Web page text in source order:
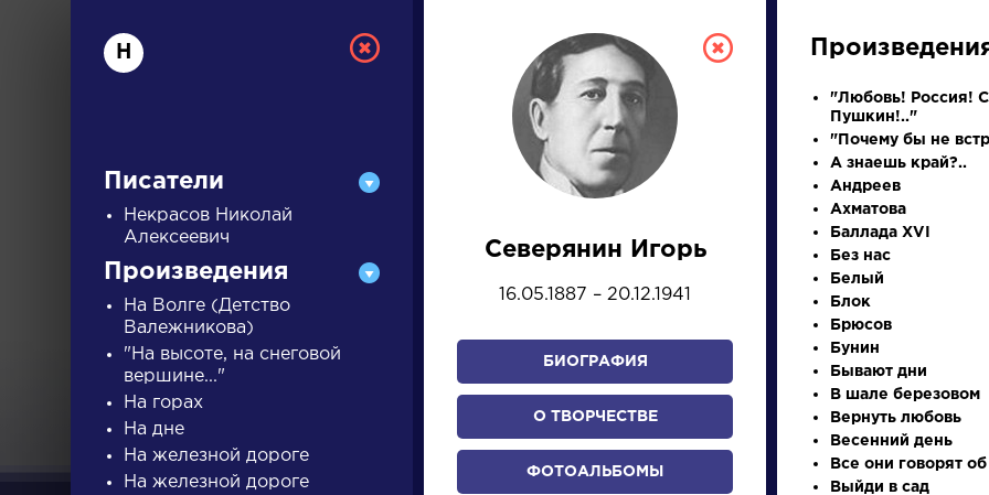
РУССКАЯ
ДЛЯ ПРЕЗЕНТАЦИЙ, УРОКОВ
А У
Н
Писатели
Некрасов Николай
Алексеевич
Произведения
На Волге (Детство
Валежникова)
"На высоте, на снеговой
вершине..."
На горах
На дне
На железной дороге
На железной дороге
Северянин Игорь
16.05.1887 – 20.12.1941
БИОГРАФИЯ
О ТВОРЧЕСТВЕ
ФОТОАЛЬБОМЫ
"Любовь! Россия!
Пушкин!.."
"Почему бы не
А знаешь край?..
Андреев
Ахматова
Баллада XVI
Без нас
Белый
Блок
Брюсов
Бунин
Бывают дни
В шале березовом
Вернуть любовь
Весенний день
Все они говорят
Выйди в сад